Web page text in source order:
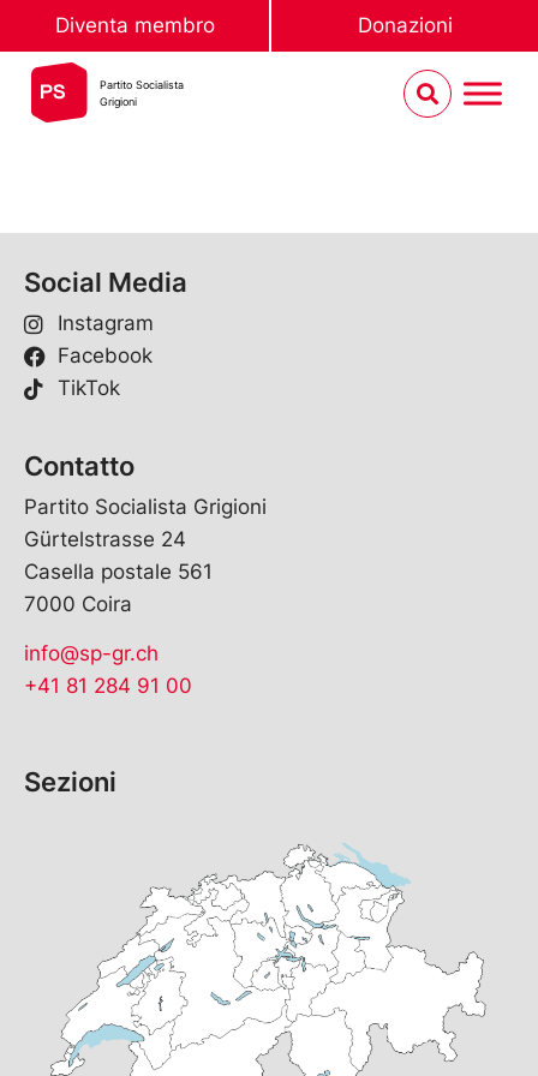
Diventa membro Donazioni
Partito Socialista
Grigioni
Social Media
Instagram
Facebook
TikTok
Contatto
Partito Socialista Grigioni
Gürtelstrasse 24
Casella postale 561
7000 Coira
info@sp-gr.ch
+41 81 284 91 00
Sezioni